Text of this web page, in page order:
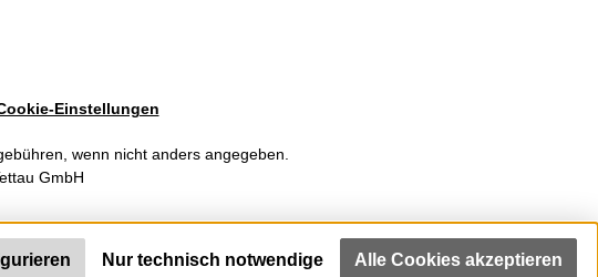
Einstellungen
wenn nicht anders angegeben.
GmbH
Nur technisch notwendige Alle Cookies akzeptieren